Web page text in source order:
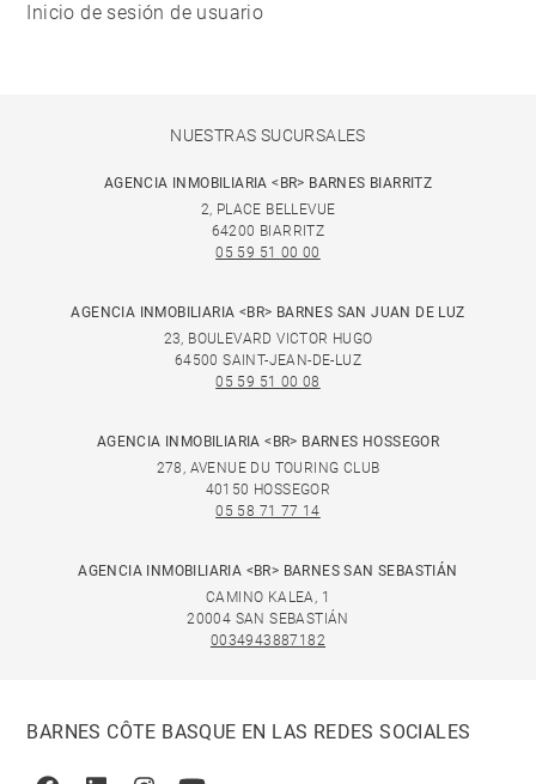
Inicio de sesión de usuario
NUESTRAS SUCURSALES
AGENCIA INMOBILIARIA <BR> BARNES BIARRITZ
2, PLACE BELLEVUE
64200 BIARRITZ
05 59 51 00 00
AGENCIA INMOBILIARIA <BR> BARNES SAN JUAN DE LUZ
23, BOULEVARD VICTOR HUGO
64500 SAINT-JEAN-DE-LUZ
05 59 51 00 08
AGENCIA INMOBILIARIA <BR> BARNES HOSSEGOR
278, AVENUE DU TOURING CLUB
40150 HOSSEGOR
05 58 71 77 14
AGENCIA INMOBILIARIA <BR> BARNES SAN SEBASTIÁN
CAMINO KALEA, 1
20004 SAN SEBASTIÁN
0034943887182
BARNES CÔTE BASQUE EN LAS REDES SOCIALES